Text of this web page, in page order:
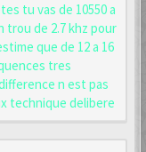
tu vas de 10550 a
trou de 2.7 khz pour
que de 12 a 16
tres
n est pas
technique delibere